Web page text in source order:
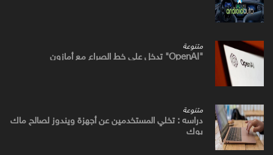
متنوعة
"OpenAI" تدخل علي خط الصراع مع أمازون
متنوعة
دراسه : تخلي المستخدمين عن أجهزة ويندوز لصالح ماك
بوك